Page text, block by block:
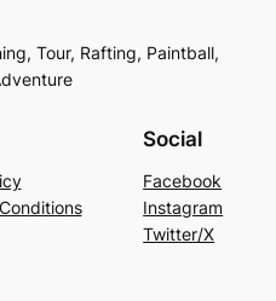
Tour, Rafting, Paintball,
Social
Facebook
Instagram
Twitter/X